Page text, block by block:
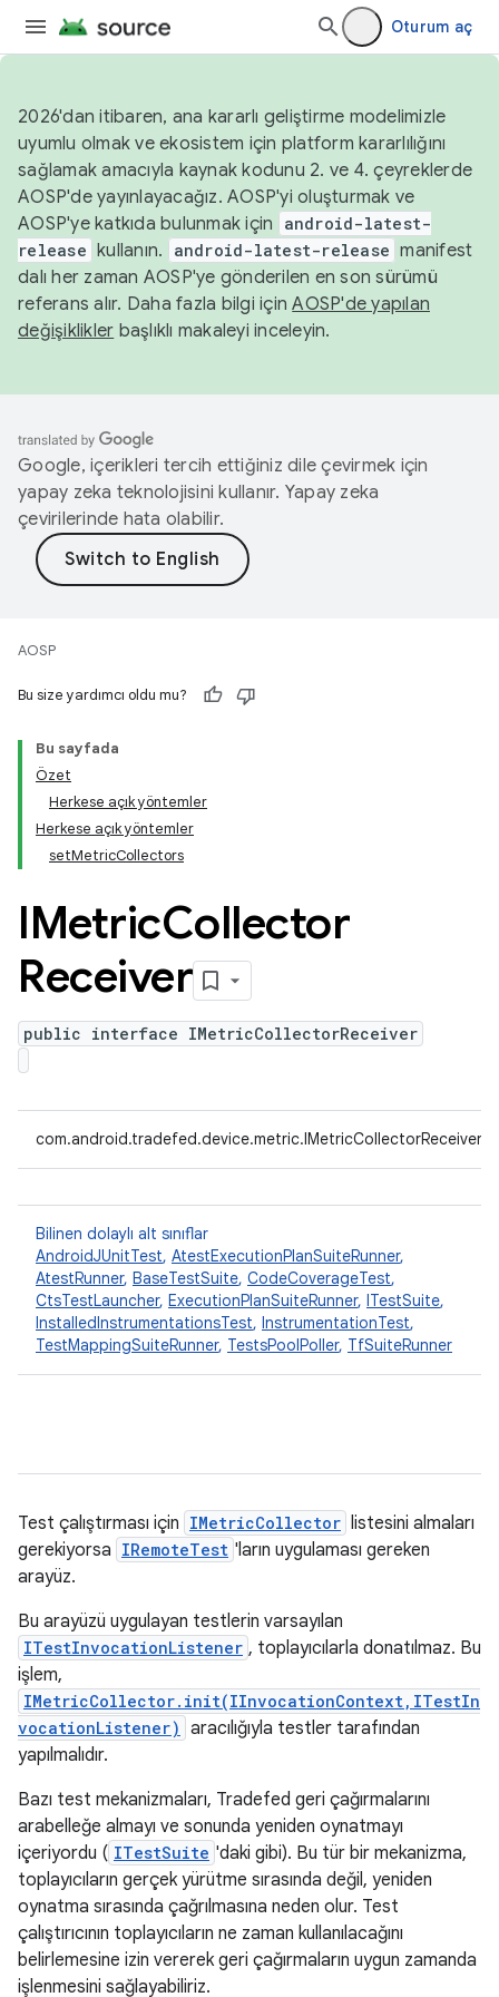
Oturum aç
2026'dan itibaren, ana kararlı geliştirme modelimizle
uyumlu olmak ve ekosistem için platform kararlılığını
sağlamak amacıyla kaynak kodunu 2. ve 4. çeyreklerde
AOSP'de yayınlayacağız. AOSP'yi oluşturmak ve
AOSP'ye katkıda bulunmak için
android-latest-
release kullanın. android-latest-release manifest
dalı her zaman AOSP'ye gönderilen en son sürümü
referans alır. Daha fazla bilgi içinAOSP'de yapılan
değişiklikler başlıklı makaleyi inceleyin.
Google, içerikleri tercih ettiğiniz dile çevirmek için
yapay zeka teknolojisini kullanır. Yapay zeka
çevirilerinde hata olabilir.
AOSP
Bu size yardımcı oldu mu?
Bu sayfada
Özet
Herkese açık yöntemler
Herkese açık yöntemler
setMetricCollectors
IMetricCollector
Receiver
public interface IMetricCollectorReceiver
com.android.tradefed.device.metric.IMetricCollectorReceiver
Bilinen dolaylı alt sınıflar
AndroidJUnitTest, AtestExecutionPlanSuiteRunner,
AtestRunner, BaseTestSuite, CodeCoverageTest,
CtsTestLauncher, ExecutionPlanSuiteRunner, ITestSuite,
InstalledInstrumentationsTest, InstrumentationTest,
TestMappingSuiteRunner, TestsPoolPoller, TfSuiteRunner
Test çalıştırması için IMetricCollector listesini almaları
gerekiyorsa IRemoteTest 'ların uygulaması gereken
arayüz.
Bu arayüzü uygulayan testlerin varsayılan
ITestInvocationListener , toplayıcılarla donatılmaz. Bu
işlem,
IMetricCollector.init(IInvocationContext,ITestIn
vocationListener) aracılığıyla testler tarafından
yapılmalıdır.
Bazı test mekanizmaları, Tradefed geri çağırmalarını
arabelleğe almayı ve sonunda yeniden oynatmayı
içeriyordu ( ITestSuite 'daki gibi). Bu tür bir mekanizma,
toplayıcıların gerçek yürütme sırasında değil, yeniden
oynatma sırasında çağrılmasına neden olur. Test
çalıştırıcının toplayıcıların ne zaman kullanılacağını
belirlemesine izin vererek geri çağırmaların uygun zamanda
işlenmesini sağlayabiliriz.